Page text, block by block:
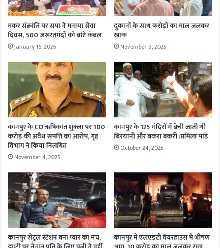
मकर संक्रांति पर सपा ने मनाया सेवा
दिवस, 500 जरूरतमंदों को बांटे कंबल
January 16, 2026
दुकानों के साथ करोड़ों का माल जलकर
खाक
November 9, 2025
कानपुर के CO ऋषिकांत शुक्ला पर 100
करोड़ की अवैध संपत्ति का आरोप, गृह
विभाग ने किया निलंबित
November 4, 2025
कानपुर के 125 मंदिरों में बेची जाती थी
बिरयानी और बकरा बकरी :प्रमिला पांडे
October 24, 2025
कानपुर सेंट्रल स्टेशन बना प्यार का मंच,
कानपुर में एलएंडटी वेयरहाउस में भीषण